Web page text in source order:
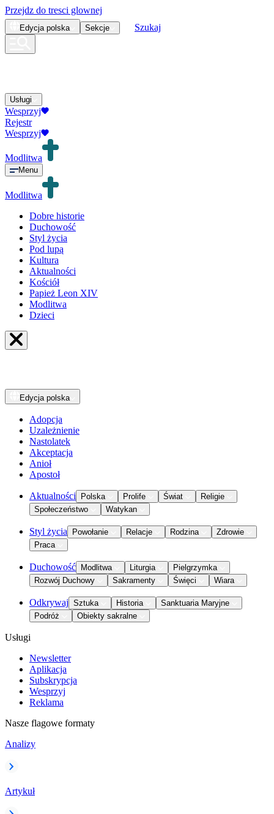
Przejdz do tresci glownej
Edycja polska Sekcje Szukaj
Usługi
Wesprzyj
Rejestr
Wesprzyj
Modlitwa
Menu
Modlitwa
Dobre historie
Duchowość
Styl życia
Pod lupą
Kultura
Aktualności
Kościół
Papież Leon XIV
Modlitwa
Dzieci
Edycja polska
Adopcja
Uzależnienie
Nastolatek
Akceptacja
Anioł
Apostoł
Aktualności Polska Prolife Świat
Religie
Społeczeństwo
Watykan
Styl życia Powołanie Relacje Rodzina
Zdrowie
Praca
Duchowość Modlitwa Liturgia
Pielgrzymka
Rozwój Duchowy
Sakramenty Święci Wiara
Odkrywaj Sztuka Historia
Sanktuaria Maryjne
Podróż
Obiekty sakralne
Usługi
Newsletter
Aplikacja
Subskrypcja
Wesprzyj
Reklama
Nasze flagowe formaty
Analizy
Artykuł